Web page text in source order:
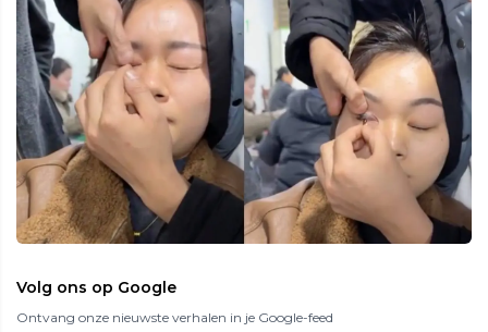
Volg ons op Google
Ontvang onze nieuwste verhalen in je Google-feed